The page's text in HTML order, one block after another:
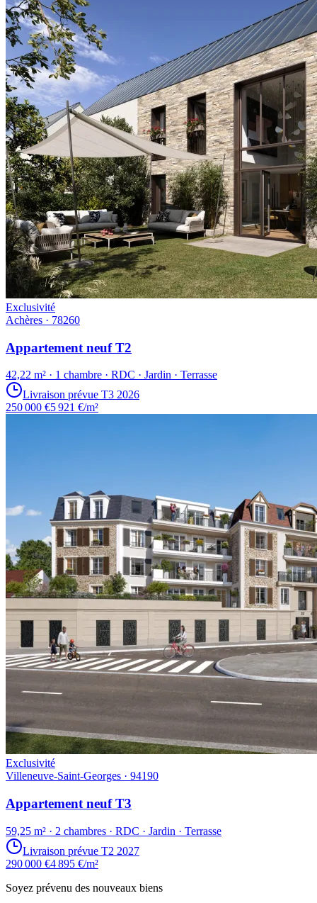
Exclusivité
Achères · 78260
Appartement neuf T2
42,22 m² · 1 chambre · RDC · Jardin · Terrasse
Livraison prévue T3 2026
250 000 €5 921 €/m²
Exclusivité
Villeneuve-Saint-Georges · 94190
Appartement neuf T3
59,25 m² · 2 chambres · RDC · Jardin · Terrasse
Livraison prévue T2 2027
290 000 €4 895 €/m²
Soyez prévenu des nouveaux biens